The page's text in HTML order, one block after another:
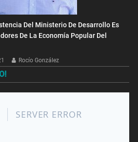
Del Ministerio De Desarrollo Es
De La Economía Popular Del
Rocío González